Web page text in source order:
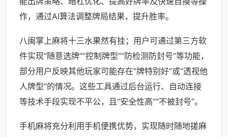
作，通过AI算法调整牌局结果，提升胜率。
八闽掌上麻将十三水果然有挂；用户可通过第三方软
件实现“随意选牌”“控制牌型”“防检测防封号”等功能，
部分用户反映其他玩家可能存在“牌特别好”或“透视他
人牌型”的情况。这些工具通过后台运行、自动连接
等技术手段实现不平公，且“安全性高”“不被封号”。
手机麻将充分利用手机便携优势，实现随时随地搓麻